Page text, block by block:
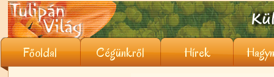
Főoldal Cégünkről Hírek